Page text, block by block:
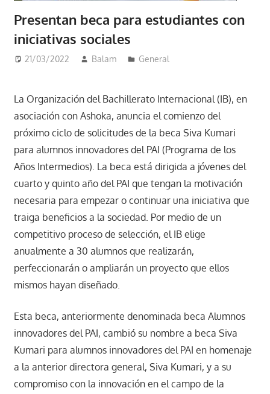
Presentan beca para estudiantes con
iniciativas sociales
21/03/2022 Balam General
La Organización del Bachillerato Internacional (IB), en
asociación con Ashoka, anuncia el comienzo del
próximo ciclo de solicitudes de la beca Siva Kumari
para alumnos innovadores del PAI (Programa de los
Años Intermedios). La beca está dirigida a jóvenes del
cuarto y quinto año del PAI que tengan la motivación
necesaria para empezar o continuar una iniciativa que
traiga beneficios a la sociedad. Por medio de un
competitivo proceso de selección, el IB elige
anualmente a 30 alumnos que realizarán,
perfeccionarán o ampliarán un proyecto que ellos
mismos hayan diseñado.
Esta beca, anteriormente denominada beca Alumnos
innovadores del PAI, cambió su nombre a beca Siva
Kumari para alumnos innovadores del PAI en homenaje
a la anterior directora general, Siva Kumari, y a su
compromiso con la innovación en el campo de la